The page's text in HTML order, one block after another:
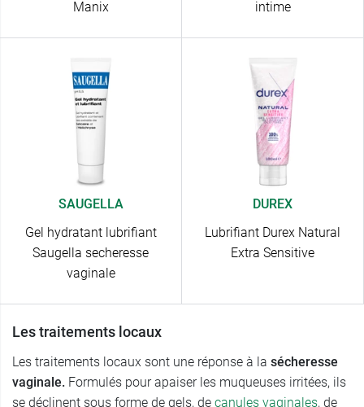
Manix
intime
SAUGELLA
Gel hydratant lubrifiant
Saugella secheresse
vaginale
DUREX
Lubrifiant Durex Natural
Extra Sensitive
Les traitements locaux
Les traitements locaux sont une réponse à la sécheresse
vaginale. Formulés pour apaiser les muqueuses irritées, ils
se déclinent sous forme de gels, de canules vaginales, de